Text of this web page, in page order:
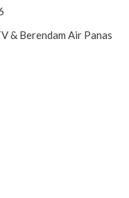
& Berendam Air Panas